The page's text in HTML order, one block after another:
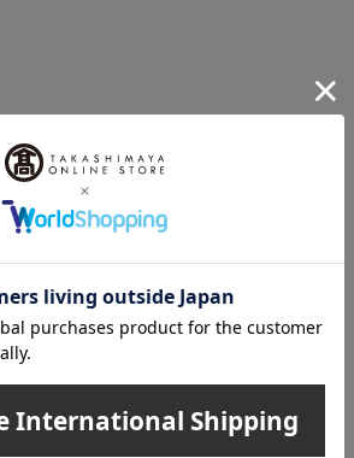
INFORMATION
大切なお知らせ
住所』ご確認のお願い